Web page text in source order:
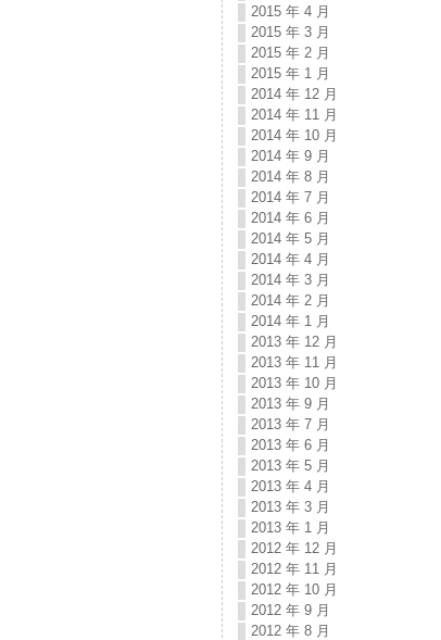
2015 年 4 月
2015 年 3 月
2015 年 2 月
2015 年 1 月
2014 年 12 月
2014 年 11 月
2014 年 10 月
2014 年 9 月
2014 年 8 月
2014 年 7 月
2014 年 6 月
2014 年 5 月
2014 年 4 月
2014 年 3 月
2014 年 2 月
2014 年 1 月
2013 年 12 月
2013 年 11 月
2013 年 10 月
2013 年 9 月
2013 年 7 月
2013 年 6 月
2013 年 5 月
2013 年 4 月
2013 年 3 月
2013 年 1 月
2012 年 12 月
2012 年 11 月
2012 年 10 月
2012 年 9 月
2012 年 8 月